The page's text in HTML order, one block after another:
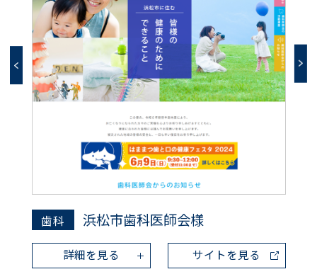
歯科 浜松市歯科医師会様
詳細を見る サイトを見る